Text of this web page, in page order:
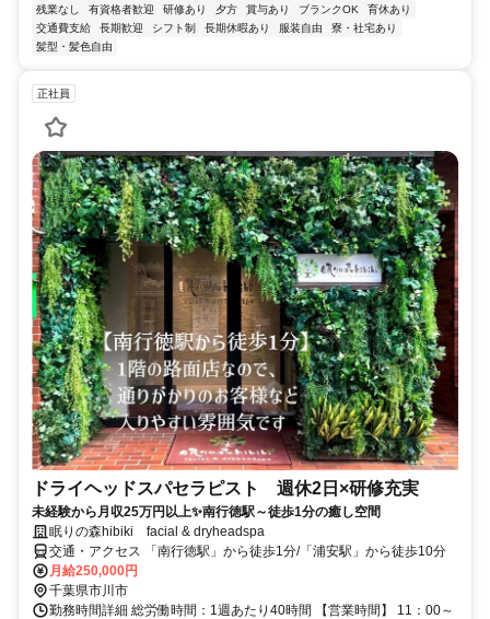
残業なし
有資格者歓迎 研修あり 夕方 賞与あり ブランクOK
育休あり
交通費支給
長期歓迎 シフト制 長期休暇あり 服装自由
寮・社宅あり
髪型・髪色自由
正社員
ドライヘッドスパセラピスト 週休2日×研修充実
未経験から月収25万円以上✨南行徳駅～徒歩1分の癒し空間
眠りの森hibiki facial & dryheadspa
交通・アクセス 「南行徳駅」から徒歩1分/「浦安駅」から徒歩10分
月給250,000円
千葉県市川市
勤務時間詳細 総労働時間：1週あたり40時間 【営業時間】 11：00～